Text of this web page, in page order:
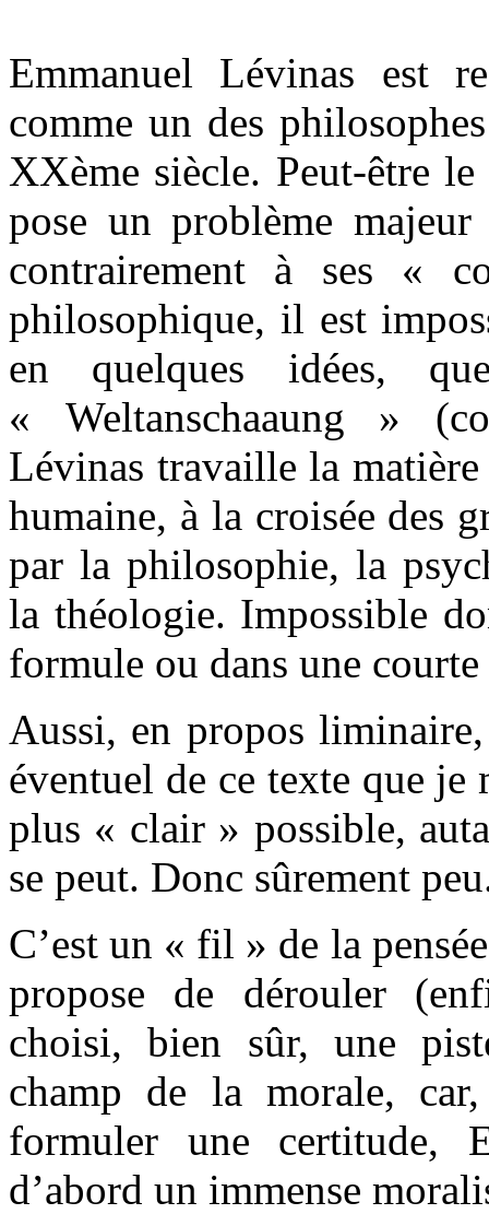
Emmanuel Lévinas est
comme un des
XXème siècle. Peut-être
pose un problème
contrairement à ses «
philosophique, il est
en quelques idées,
« Weltanschaaung »
Lévinas travaille la
humaine, à la croisée des
par la philosophie, la
la théologie. Impossible
formule ou dans une courte
Aussi, en propos
éventuel de ce texte que je
plus « clair » possible,
se peut. Donc sûrement
C’est un « fil » de la
propose de dérouler
choisi, bien sûr, une
champ de la morale,
formuler une certitude,
d’abord un immense